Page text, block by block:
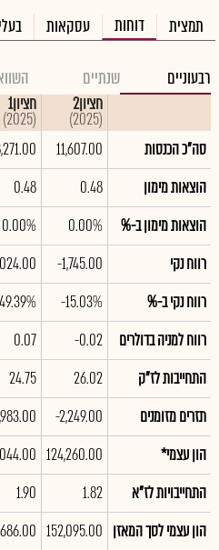
תמצית דוחות עסקאות
רבעוניים שנתיים
חציון2
(2025)
חציון1
(2025)
סה"כ הכנסות
11,607.00
הוצאות מימון
0.48
0.48
הוצאות מימון ב-%
0.00%
0.00%
רווח נקי
-1,745.00
רווח נקי ב-%
-15.03%
49.39%
רווח למניה בדולרים
-0.02
0.07
התחייבות לז"ק
26.02
24.75
תזרים מזומנים
-2,249.00
הון עצמי*
124,260.00
התחייבויות לז"א
1.82
1.90
הון עצמי לסך המאזן 152,095.00